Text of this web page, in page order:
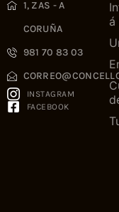
1, ZAS - A
CORUÑA
981 70 83 03
INSTAGRAM
FACEBOOK
á